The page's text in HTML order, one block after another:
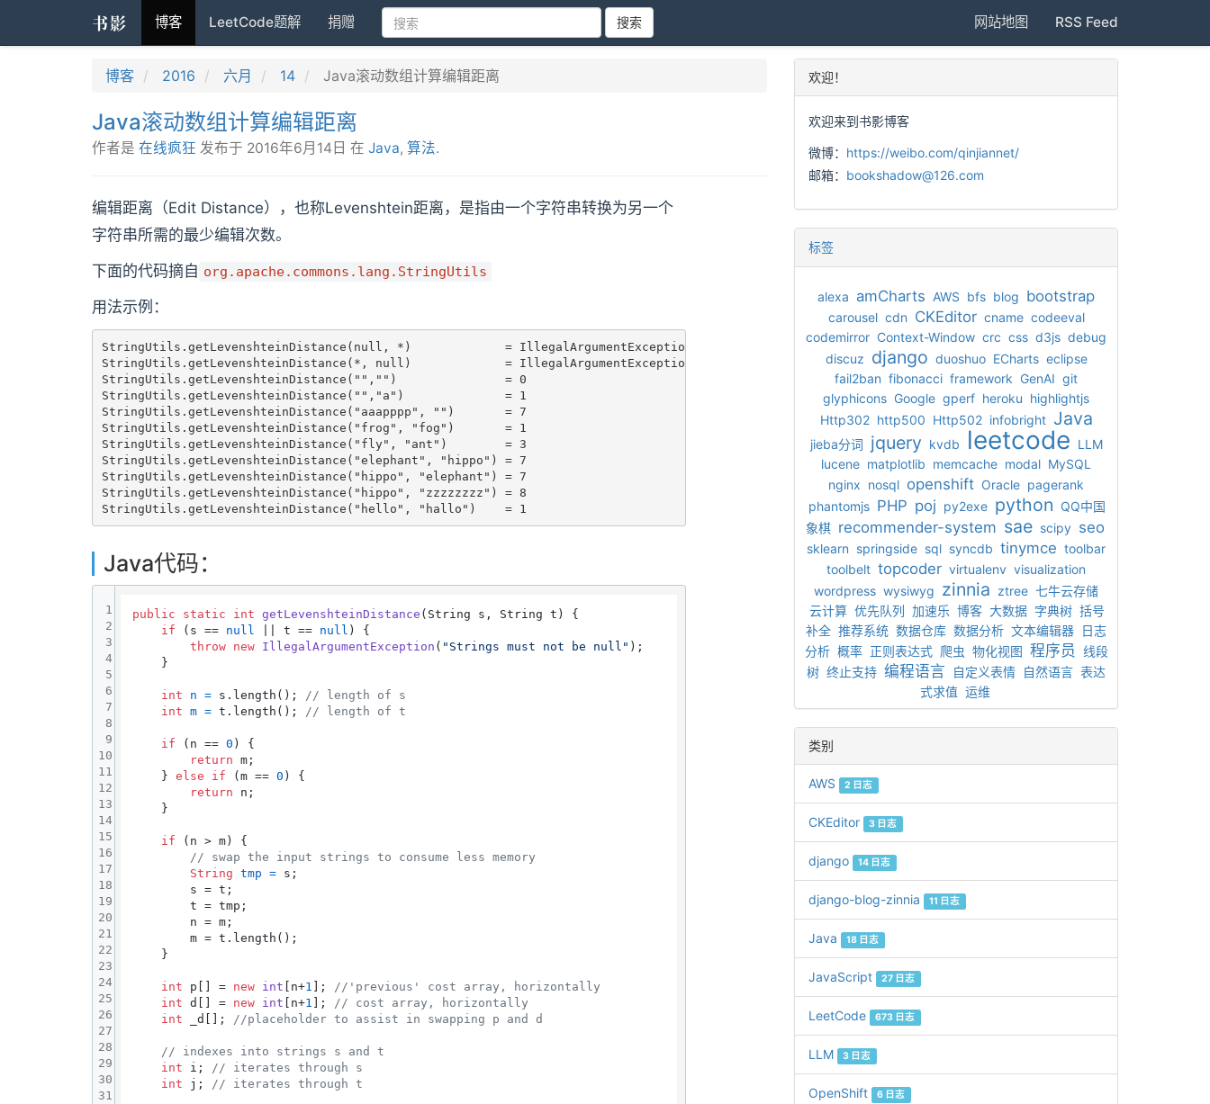
书影 博客 LeetCode题解 捐赠 搜索 网站地图 RSS Feed
博客 2016 六月 14 Java滚动数组计算编辑距离
Java滚动数组计算编辑距离
作者是 在线疯狂 发布于 2016年6月14日 在 Java, 算法.
编辑距离（Edit Distance），也称Levenshtein距离，是指由一个字符串转换为另一个
字符串所需的最少编辑次数。
下面的代码摘自 org.apache.commons.lang.StringUtils
用法示例：
StringUtils.getLevenshteinDistance(null, *)             = IllegalArgumentException
StringUtils.getLevenshteinDistance(*, null)             = IllegalArgumentException
StringUtils.getLevenshteinDistance("","")               = 0
StringUtils.getLevenshteinDistance("","a")              = 1
StringUtils.getLevenshteinDistance("aaapppp", "")       = 7
StringUtils.getLevenshteinDistance("frog", "fog")       = 1
StringUtils.getLevenshteinDistance("fly", "ant")        = 3
StringUtils.getLevenshteinDistance("elephant", "hippo") = 7
StringUtils.getLevenshteinDistance("hippo", "elephant") = 7
StringUtils.getLevenshteinDistance("hippo", "zzzzzzzz") = 8
StringUtils.getLevenshteinDistance("hello", "hallo")    = 1
Java代码：
public static int getLevenshteinDistance (String s, String t)
{
if (s == null || t == null ) {
throw
new IllegalArgumentException ( "Strings must not be null" );
    }
int n = s.length();
// length of s
int m = t.length(); // length of t
if (n == 0 ) {
return m;
    }
else if (m == 0 ) {
return n;
    }
if (n > m) {
// swap the input strings to consume less memory
String tmp = s;
        s = t;
        t = tmp;
        n = m;
        m = t.length();
    }
int p[] = new int [n+1 ];
//'previous' cost array, horizontally
int d[] = new int [n+1 ];
// cost array, horizontally
int _d[]; //placeholder to assist in swapping p and d
// indexes into strings s and t
int i;
// iterates through s
int j; // iterates through t
1
2
3
4
5
6
7
8
9
10
11
12
13
14
15
16
17
18
19
20
21
22
23
24
25
26
27
28
29
30
31
欢迎！
欢迎来到书影博客
微博： https://weibo.com/qinjiannet/
邮箱： bookshadow@126.com
标签
alexa amCharts AWS bfs blog bootstrap
carousel cdn CKEditor cname codeeval
codemirror Context-Window crc css d3js debug
discuz django duoshuo ECharts eclipse
fail2ban fibonacci framework GenAI git
glyphicons Google gperf heroku highlightjs
Http302 http500 Http502 infobright Java
jieba分词 jquery kvdb leetcode LLM
lucene matplotlib memcache modal MySQL
nginx nosql openshift Oracle pagerank
phantomjs PHP poj py2exe python QQ中国
象棋 recommender-system sae scipy seo
sklearn springside sql syncdb tinymce toolbar
toolbelt topcoder virtualenv visualization
wordpress wysiwyg zinnia ztree 七牛云存储
云计算 优先队列 加速乐 博客 大数据 字典树 括号
补全 推荐系统 数据仓库 数据分析 文本编辑器 日志
分析 概率 正则表达式 爬虫 物化视图 程序员 线段
树 终止支持 编程语言 自定义表情 自然语言 表达
式求值 运维
类别
AWS 2 日志
CKEditor 3 日志
django 14 日志
django-blog-zinnia 11 日志
Java 18 日志
JavaScript 27 日志
LeetCode 673 日志
LLM 3 日志
OpenShift 6 日志